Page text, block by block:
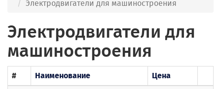
Электродвигатели для машиностроения
Электродвигатели для
машиностроения
# Наименование Цена